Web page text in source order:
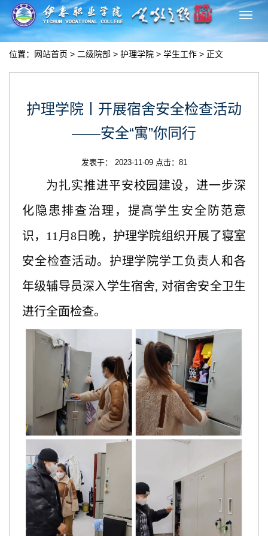
切
换
位置： 网站首页 > 二级院部 > 护理学院 > 学生工作 > 正文
护理学院丨开展宿舍安全检查活动
——安全“寓”你同行
发表于： 2023-11-09 点击： 81
为扎实推进平安校园建设，进一步深
化隐患排查治理，提高学生安全防范意
识， 11 月 8日 晚， 护理学院组织开展了寝室
安全检查活动。 护理学院学工负责人和各
年级辅导员深入学生宿舍, 对宿舍安全卫生
进行全面检查。